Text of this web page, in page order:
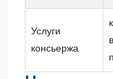
Услуги
консьержа